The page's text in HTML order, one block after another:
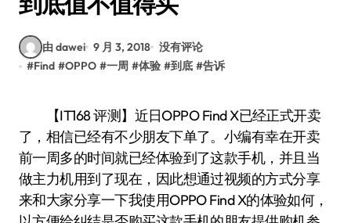
由 dawei 9 月 3, 2018 没有评论
#Find #OPPO #一周 #体验 #到底 #告诉
【IT168 评测】近日OPPO Find X已经正式开卖
了，相信已经有不少朋友下单了。小编有幸在开卖
前一周多的时间就已经体验到了这款手机，并且当
做主力机用到了现在，因此想通过视频的方式分享
来和大家分享一下我使用OPPO Find X的体验如何，